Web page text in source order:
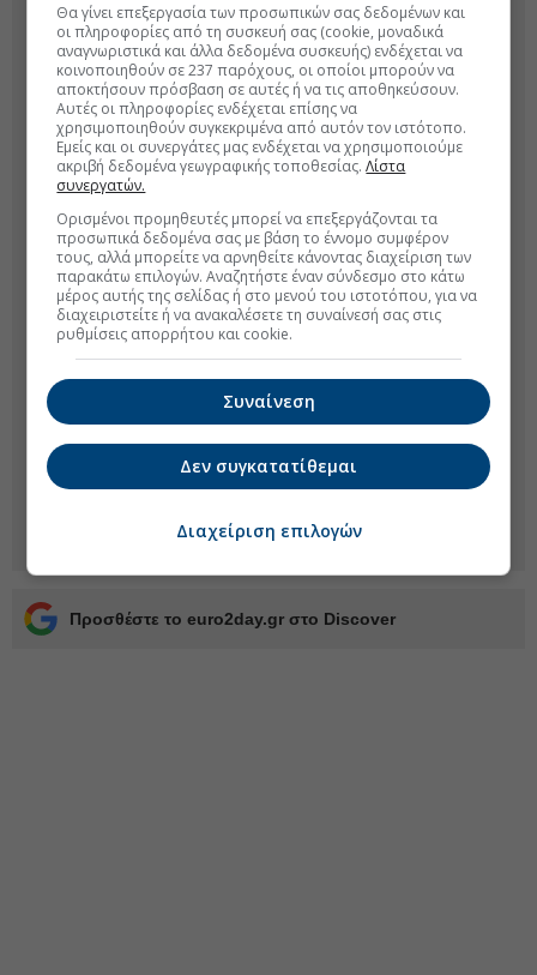
Προσθέστε το euro2day.gr στο Discover
Θα γίνει επεξεργασία των προσωπικών σας δεδομένων και
οι πληροφορίες από τη συσκευή σας (cookie, μοναδικά
αναγνωριστικά και άλλα δεδομένα συσκευής) ενδέχεται να
κοινοποιηθούν σε 237 παρόχους, οι οποίοι μπορούν να
αποκτήσουν πρόσβαση σε αυτές ή να τις αποθηκεύσουν.
Αυτές οι πληροφορίες ενδέχεται επίσης να
χρησιμοποιηθούν συγκεκριμένα από αυτόν τον ιστότοπο.
Εμείς και οι συνεργάτες μας ενδέχεται να χρησιμοποιούμε
ακριβή δεδομένα γεωγραφικής τοποθεσίας.Λίστα
συνεργατών.
Ορισμένοι προμηθευτές μπορεί να επεξεργάζονται τα
προσωπικά δεδομένα σας με βάση το έννομο συμφέρον
τους, αλλά μπορείτε να αρνηθείτε κάνοντας διαχείριση των
παρακάτω επιλογών. Αναζητήστε έναν σύνδεσμο στο κάτω
μέρος αυτής της σελίδας ή στο μενού του ιστοτόπου, για να
διαχειριστείτε ή να ανακαλέσετε τη συναίνεσή σας στις
ρυθμίσεις απορρήτου και cookie.
Συναίνεση
Δεν συγκατατίθεμαι
Διαχείριση επιλογών